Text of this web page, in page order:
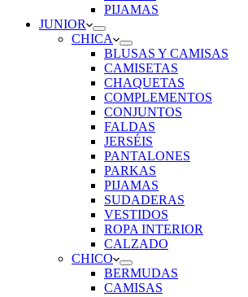
PIJAMAS
JUNIOR
CHICA
BLUSAS Y CAMISAS
CAMISETAS
CHAQUETAS
COMPLEMENTOS
CONJUNTOS
FALDAS
JERSÉIS
PANTALONES
PARKAS
PIJAMAS
SUDADERAS
VESTIDOS
ROPA INTERIOR
CALZADO
CHICO
BERMUDAS
CAMISAS